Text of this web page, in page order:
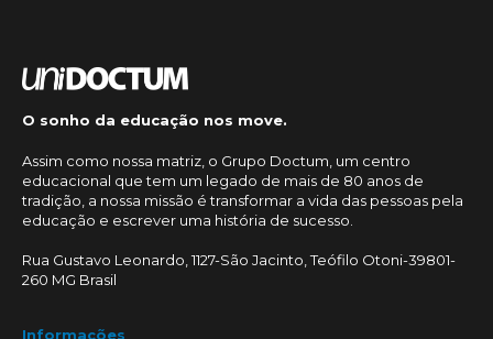
O sonho da educação nos move.
Assim como nossa matriz, o Grupo Doctum, um centro
educacional que tem um legado de mais de 80 anos de
tradição, a nossa missão é transformar a vida das pessoas pela
educação e escrever uma história de sucesso.
Rua Gustavo Leonardo, 1127-São Jacinto, Teófilo Otoni-39801-
260 MG Brasil
Informações